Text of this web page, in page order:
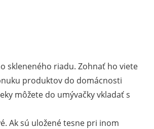
skleneného riadu. Zohnať ho viete
produktov do domácnosti
môžete do umývačky vkladať s
Ak sú uložené tesne pri inom